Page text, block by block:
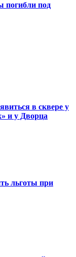
погибли под
в сквере у
и у Дворца
льготы при